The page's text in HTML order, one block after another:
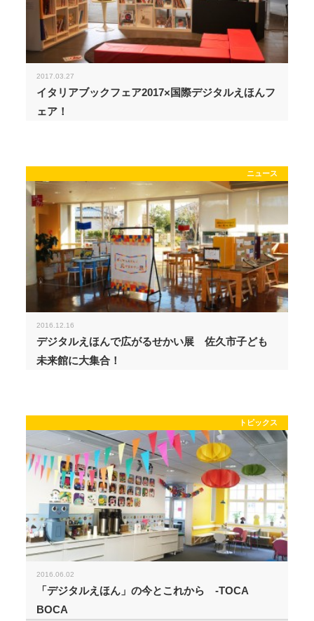
2017.03.27
イタリアブックフェア2017×国際デジタルえほんフ
ェア！
ニュース
2016.12.16
デジタルえほんで広がるせかい展 佐久市子ども
未来館に大集合！
トピックス
2016.06.02
「デジタルえほん」の今とこれから -TOCA
BOCA